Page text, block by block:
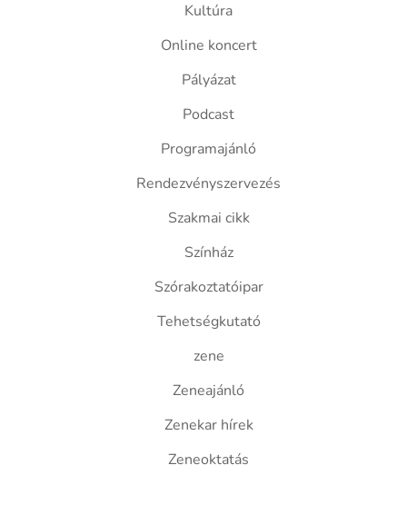
Kultúra
Online koncert
Pályázat
Podcast
Programajánló
Rendezvényszervezés
Szakmai cikk
Színház
Szórakoztatóipar
Tehetségkutató
zene
Zeneajánló
Zenekar hírek
Zeneoktatás